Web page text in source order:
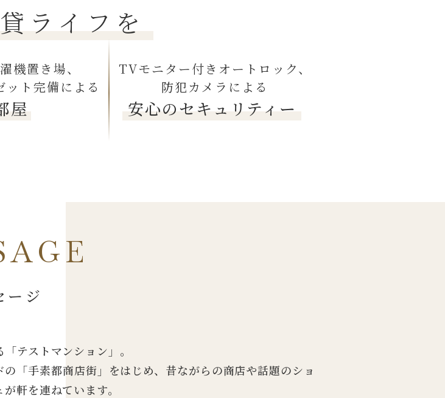
ライフを
機置き場、
ト完備による
屋
TVモニター付きオートロック、
防犯カメラによる
安心のセキュリティー
ージ
テストマンション」。
「手素都商店街」をはじめ、昔ながらの商店や話題のショ
軒を連ねています。